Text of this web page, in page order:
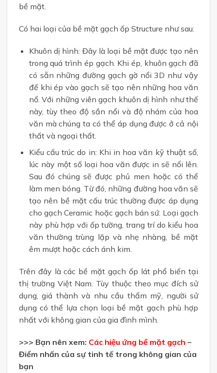
bề mặt.
Có hai loại của bề mặt gạch ốp Structure như sau:
Khuôn dị hình: Đây là loại bề mặt được tạo nên
trong quá trình ép gạch. Khi ép, khuôn gạch đã
có sẵn những đường gạch gờ nổi 3D như vậy
để khi ép vào gạch sẽ tạo nên những hoa văn
nổ. Với những viên gạch khuôn dị hình như thế
này, tùy theo độ sần nổi và độ nhám của hoa
văn mà chúng ta có thể áp dụng được ở cả nội
thất và ngoại thất.
Kiểu cấu trúc do in: Khi in hoa văn kỹ thuật số,
lúc này một số loại hoa văn được in sẽ nổi lên.
Sau đó chúng sẽ được phủ men hoặc có thể
làm men bóng. Từ đó, những đường hoa văn sẽ
tạo nên bề mặt cấu trúc thường được áp dụng
cho gạch Ceramic hoặc gạch bán sứ. Loại gạch
này phù hợp với ốp tường, trang trí do kiểu hoa
văn thường trùng lặp và nhẹ nhàng, bề mặt
êm mượt hoặc cách ánh kim.
Trên đây là các bề mặt gạch ốp lát phổ biến tại
thị trường Việt Nam. Tùy thuộc theo mục đích sử
dụng, giá thành và nhu cầu thẩm mỹ, người sử
dụng có thể lựa chọn loại bề mặt gạch phù hợp
nhất với không gian của gia đình mình.
>>> Bạn nên xem: Các hiệu ứng bề mặt gạch –
Điểm nhấn của sự tinh tế trong không gian của
bạn